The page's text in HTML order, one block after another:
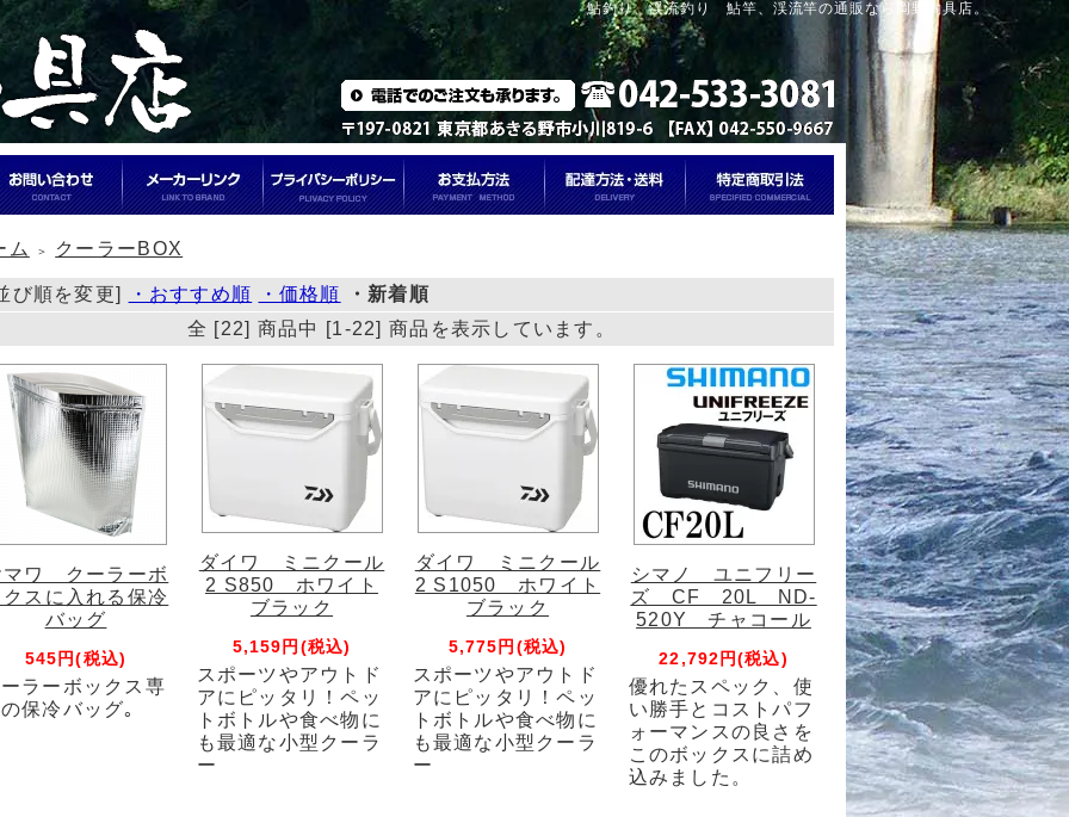
鮎釣り、渓流釣り 鮎竿、渓流竿の通販なら岡野釣具店。
ム ＞ クーラーBOX
び順を変更] ・おすすめ順 ・価格順
・新着順
全 [22] 商品中 [1-22] 商品を表示しています。
マワ クーラーボ
クスに入れる保冷
バッグ
545円(税込)
ラーボックス専
保冷バッグ｡
ダイワ ミニクール
2 S850 ホワイト
ブラック
5,159円(税込)
スポーツやアウトド
アにピッタリ！ペッ
トボトルや食べ物に
も最適な小型クーラ
ー
ダイワ ミニクール
2 S1050 ホワイト
ブラック
5,775円(税込)
スポーツやアウトド
アにピッタリ！ペッ
トボトルや食べ物に
も最適な小型クーラ
ー
シマノ ユニフリー
ズ CF 20L ND-
520Y チャコール
22,792円(税込)
優れたスペック、使
い勝手とコストパフ
ォーマンスの良さを
このボックスに詰め
込みました。